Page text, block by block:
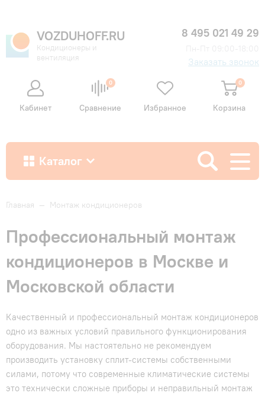
VOZDUHOFF.RU
Кондиционеры и
вентиляция
8 495 021 49 29
Заказать звонок
Кабинет
0
Сравнение Избранное
0
Корзина
Каталог
Как купить
Доставка и оплата
Гарантия и сервис
Монтаж
Контакты
Акции
Главная — Монтаж кондиционеров
Профессиональный монтаж
кондиционеров в Москве и
Московской области
Качественный и профессиональный монтаж кондиционеров
одно из важных условий правильного функционирования
оборудования. Мы настоятельно не рекомендуем
производить установку сплит-системы собственными
силами, потому что современные климатические системы
это технически сложные приборы и неправильный монтаж